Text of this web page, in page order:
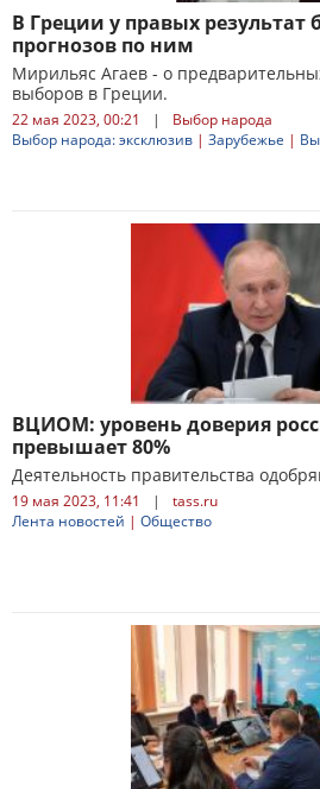
В Греции у правых результат
прогнозов по ним
Мирильяс Агаев - о
выборов в Греции.
22 мая 2023, 00:21 |
Выбор народа
Выбор народа: эксклюзив | Зарубежье |
ВЦИОМ: уровень доверия
превышает 80%
Деятельность правительства
19 мая 2023, 11:41 |
tass.ru
Лента новостей | Общество